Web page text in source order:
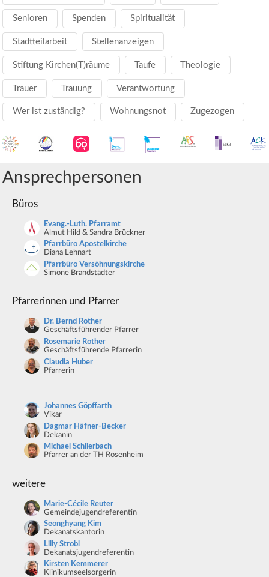
Senioren Spenden Spiritualität
Stadtteilarbeit Stellenanzeigen
Stiftung Kirchen(T)räume Taufe Theologie
Trauer Trauung Verantwortung
Wer ist zuständig? Wohnungsnot Zugezogen
Ansprechpersonen
Büros
Evang.-Luth. Pfarramt
Almut Hild & Sandra Brückner
Pfarrbüro Apostelkirche
Diana Lehnart
Pfarrbüro Versöhnungskirche
Simone Brandstädter
Pfarrerinnen und Pfarrer
Dr. Bernd Rother
Geschäftsführender Pfarrer
Rosemarie Rother
Geschäftsführende Pfarrerin
Claudia Huber
Pfarrerin
Johannes Göpffarth
Vikar
Dagmar Häfner-Becker
Dekanin
Michael Schlierbach
Pfarrer an der TH Rosenheim
weitere
Marie-Cécile Reuter
Gemeindejugendreferentin
Seonghyang Kim
Dekanatskantorin
Lilly Strobl
Dekanatsjugendreferentin
Kirsten Kemmerer
Klinikumseelsorgerin